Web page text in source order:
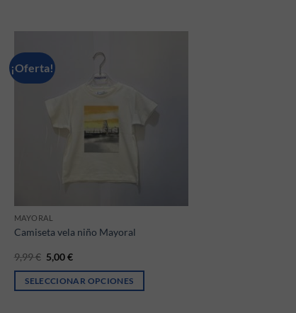
¡Oferta!
MAYORAL
Camiseta vela niño Mayoral
9,99€ El precio original era: 9,99 €.
5,00€El precio actual es: 5,00 €.
SELECCIONAR OPCIONES